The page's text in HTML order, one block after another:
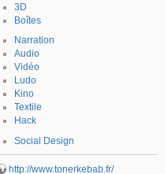
3D
Boîtes
Narration
Audio
Vidéo
Ludo
Kino
Textile
Hack
Social Design
http://www.tonerkebab.fr/